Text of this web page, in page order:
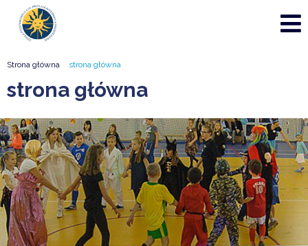
Strona główna strona główna
strona główna